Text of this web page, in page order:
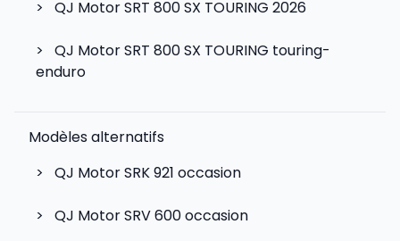
> QJ Motor SRT 800 SX TOURING 2026
>
QJ Motor SRT 800 SX TOURING touring-
enduro
Modèles alternatifs
>
QJ Motor SRK 921 occasion
> QJ Motor SRV 600occasion